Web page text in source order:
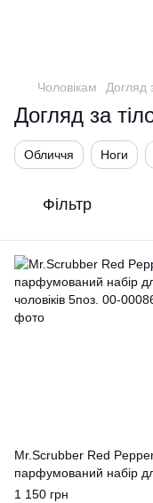
Чоловікам Догляд
Догляд за
Обличчя Ноги
Фільтр
Mr.Scrubber Red
парфумований набір
чоловіків 5поз.
1 150 грн